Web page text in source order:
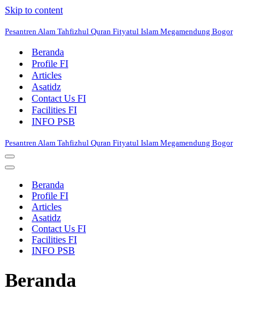
Skip to content
Pesantren Alam Tahfizhul Quran Fityatul Islam Megamendung Bogor
Beranda
Profile FI
Articles
Asatidz
Contact Us FI
Facilities FI
INFO PSB
Pesantren Alam Tahfizhul Quran Fityatul Islam Megamendung Bogor
Navigation
Menu
Navigation
Beranda
Profile FI
Articles
Asatidz
Contact Us FI
Facilities FI
INFO PSB
Beranda